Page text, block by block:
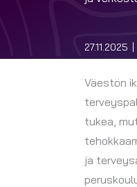
27.11.2025
Väestön
tukea,
ja